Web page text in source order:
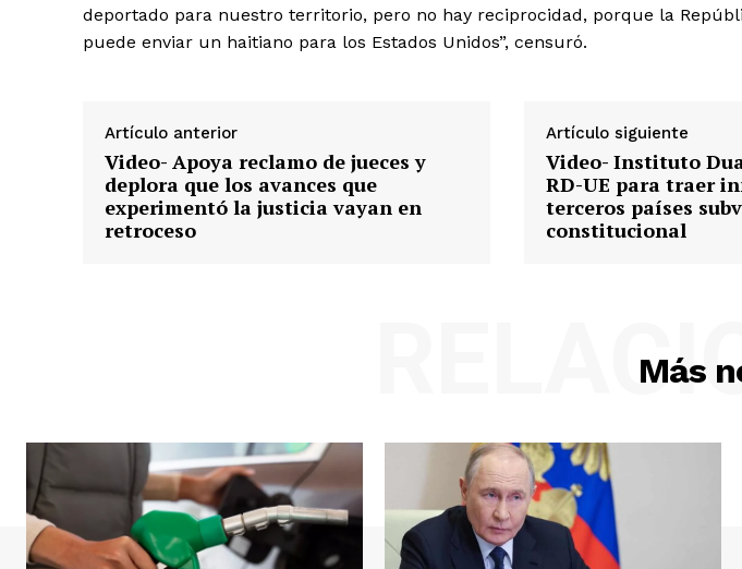
deportado para nuestro territorio, pero no hay reciprocidad, porque la
puede enviar un haitiano para los Estados Unidos”, censuró.
Artículo anterior
Video- Apoya reclamo de jueces y
deplora que los avances que
experimentó la justicia vayan en
retroceso
Artículo siguiente
Video- Instituto
RD-UE para traer
terceros países
constitucional
Más